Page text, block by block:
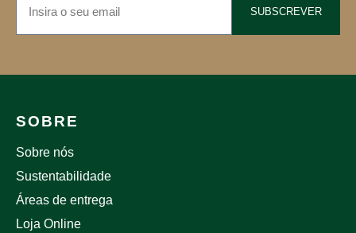
SUBSCREVER
SOBRE
Sobre nós
Sustentabilidade
Áreas de entrega
Loja Online